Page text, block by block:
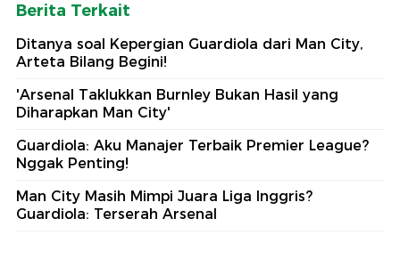
Berita Terkait
Ditanya soal Kepergian Guardiola dari Man City,
Arteta Bilang Begini!
'Arsenal Taklukkan Burnley Bukan Hasil yang
Diharapkan Man City'
Guardiola: Aku Manajer Terbaik Premier League?
Nggak Penting!
Man City Masih Mimpi Juara Liga Inggris?
Guardiola: Terserah Arsenal